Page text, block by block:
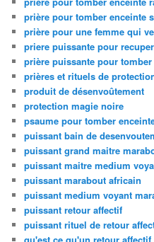
prière pour tomber enceinte
prière pour une femme qui
priere puissante pour
prière puissante pour
prières et rituels de
produit de désenvoûtement
protection magie noire
psaume pour tomber
puissant bain de
puissant grand maitre
puissant maitre medium
puissant marabout africain
puissant medium voyant
puissant retour affectif
puissant rituel de retour